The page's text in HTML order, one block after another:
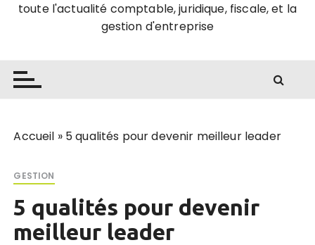
toute l'actualité comptable, juridique, fiscale, et la
gestion d'entreprise
Accueil » 5 qualités pour devenir meilleur leader
GESTION
5 qualités pour devenir
meilleur leader